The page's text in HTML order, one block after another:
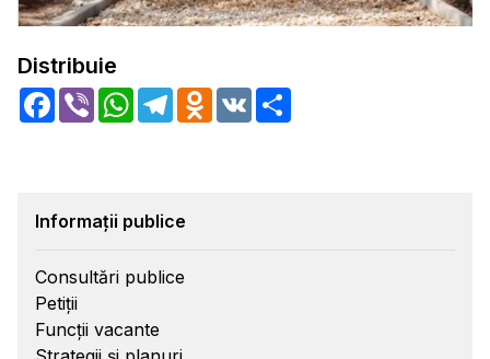
Distribuie
Facebook
Viber WhatsApp
TelegramOdnoklassniki
VK
Informații publice
Consultări publice
Petiții
Funcții vacante